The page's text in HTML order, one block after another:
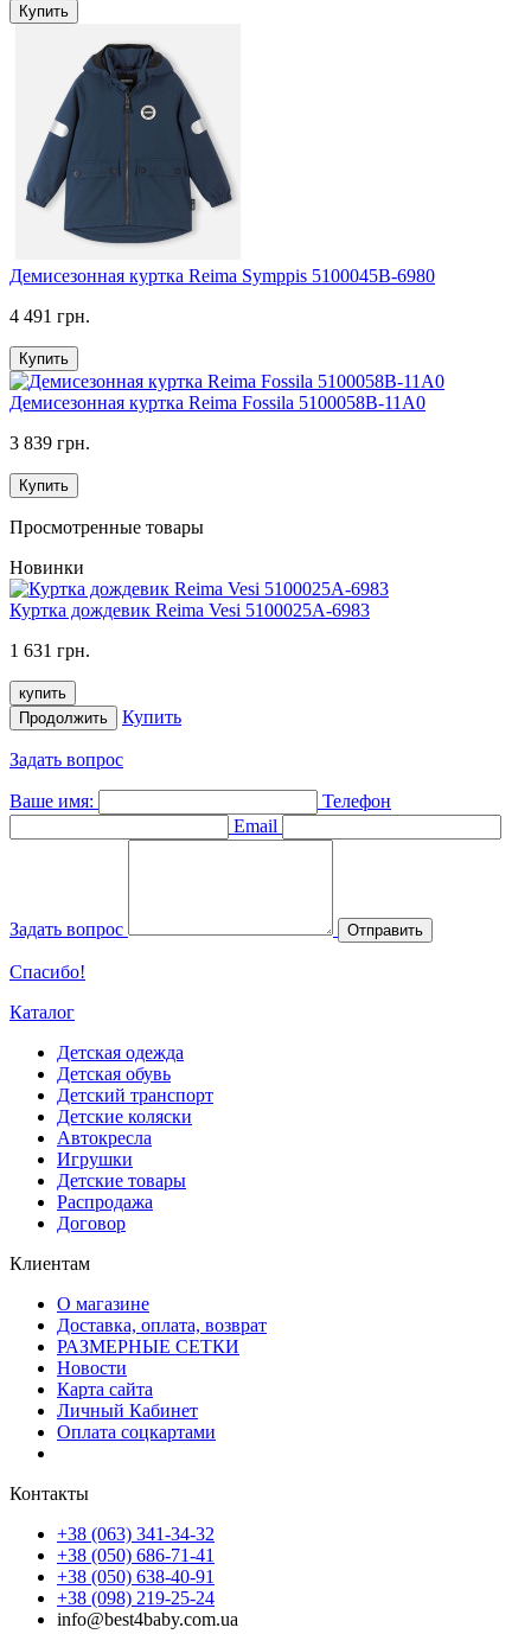
Купить
Демисезонная куртка Reima Symppis 5100045B-6980
4 491 грн.
Купить
Демисезонная куртка Reima Fossila 5100058B-11A0
3 839 грн.
Купить
Просмотренные товары
Новинки
Куртка дождевик Reimа Vesi 5100025A-6983
1 631 грн.
купить
Продолжить
Купить
Задать вопрос
Ваше имя:
Телефон
Email
Задать вопрос Отправить
Спасибо!
Каталог
Детская одежда
Детская обувь
Детский транспорт
Детские коляски
Автокресла
Игрушки
Детские товары
Распродажа
Договор
Клиентам
О магазине
Доставка, оплата, возврат
РАЗМЕРНЫЕ СЕТКИ
Новости
Карта сайта
Личный Кабинет
Оплата соцкартами
Контакты
+38 (063) 341-34-32
+38 (050) 686-71-41
+38 (050) 638-40-91
+38 (098) 219-25-24
info@best4baby.com.ua